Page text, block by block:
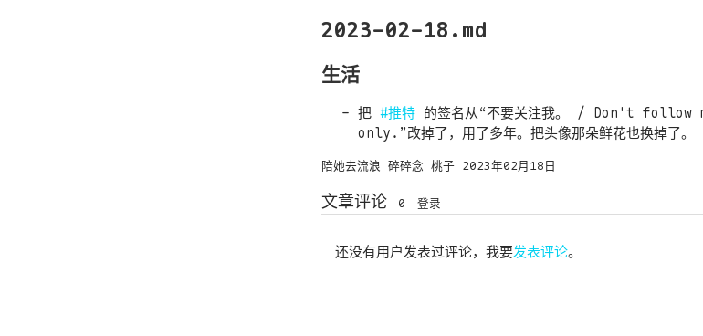
2023-02-18.md
生活
把 #推特的签名从“不要关注我。 / Don't
only.”改掉了，用了多年。把头像那朵鲜花也换掉了。
陪她去流浪 碎碎念 桃子 2023年02月18日
文章评论 0 登录
还没有用户发表过评论，我要发表评论。